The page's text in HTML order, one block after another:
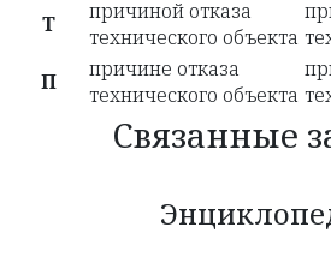
Т
причиной отказа
технического объекта
П
причине отказа
технического объекта
Связанные